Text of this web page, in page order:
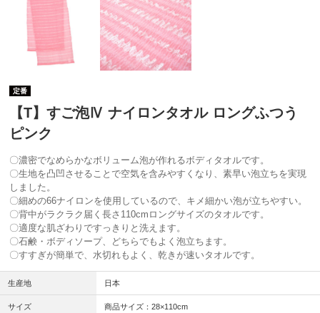
定番
【T】すご泡Ⅳ ナイロンタオル ロングふつう
ピンク
〇濃密でなめらかなボリューム泡が作れるボディタオルです。
〇生地を凸凹させることで空気を含みやすくなり、素早い泡立ちを実現
しました。
〇細めの66ナイロンを使用しているので、キメ細かい泡が立ちやすい。
〇背中がラクラク届く長さ110cmロングサイズのタオルです。
〇適度な肌ざわりですっきりと洗えます。
〇石鹸・ボディソープ、どちらでもよく泡立ちます。
〇すすぎが簡単で、水切れもよく、乾きが速いタオルです。
生産地 日本
サイズ 商品サイズ：28×110cm